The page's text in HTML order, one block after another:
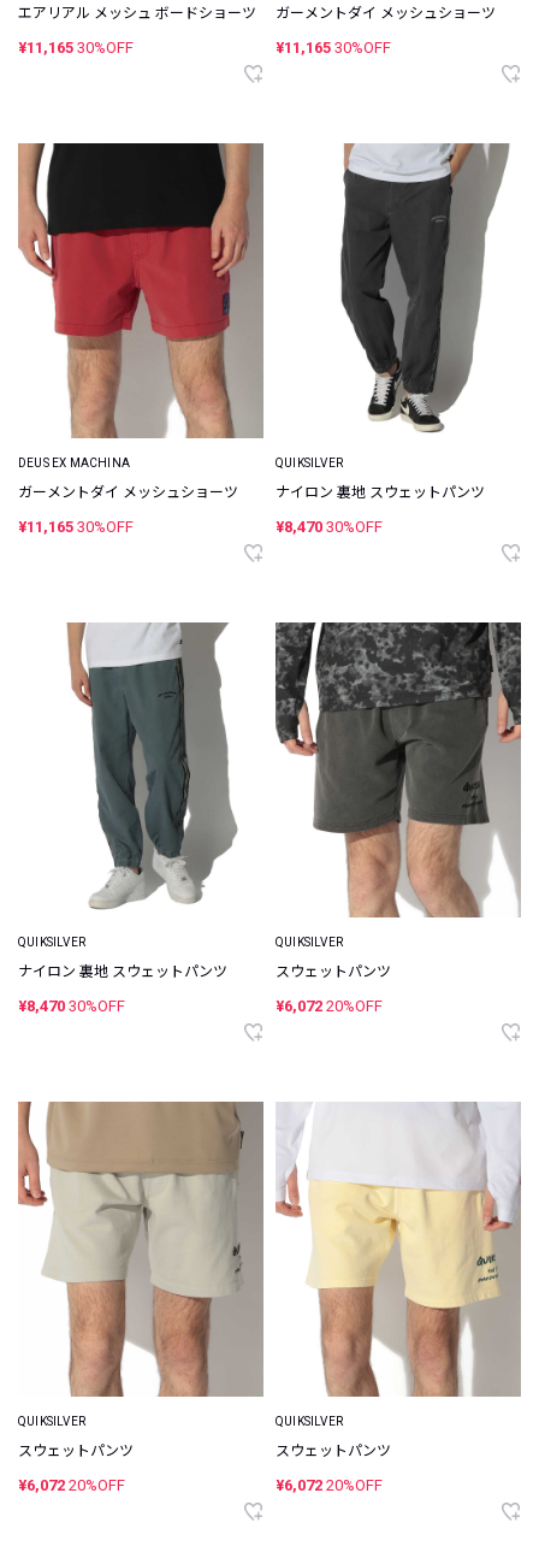
エアリアル メッシュ ボードショーツ
¥11,165 30%OFF
ガーメントダイ メッシュショーツ
¥11,165 30%OFF
DEUS EX MACHINA
ガーメントダイ メッシュショーツ
¥11,165 30%OFF
QUIKSILVER
ナイロン 裏地 スウェットパンツ
¥8,470 30%OFF
QUIKSILVER
ナイロン 裏地 スウェットパンツ
¥8,470 30%OFF
QUIKSILVER
スウェットパンツ
¥6,072 20%OFF
QUIKSILVER
スウェットパンツ
¥6,072 20%OFF
QUIKSILVER
スウェットパンツ
¥6,072 20%OFF